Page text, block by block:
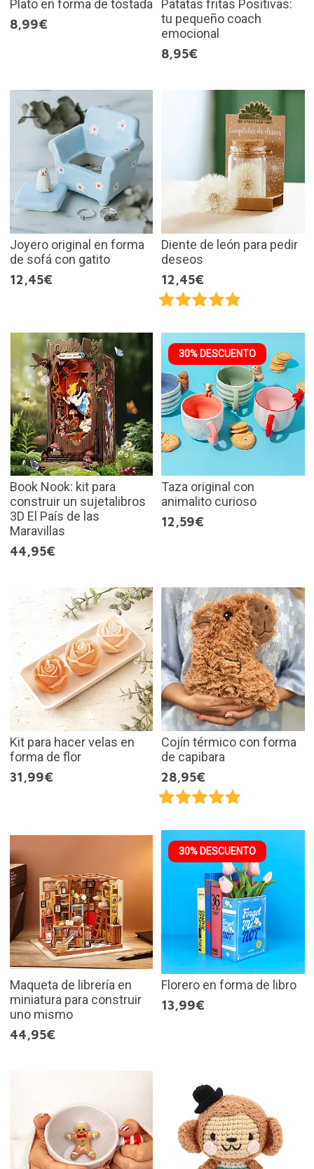
Plato en forma de tostada
8,99€
Patatas fritas Positivas:
tu pequeño coach
emocional
8,95€
Joyero original en forma
de sofá con gatito
12,45€
Diente de león para pedir
deseos
12,45€
Book Nook: kit para
construir un sujetalibros
3D El País de las
Maravillas
44,95€
30% DESCUENTO
Taza original con
animalito curioso
12,59€
Kit para hacer velas en
forma de flor
31,99€
Cojín térmico con forma
de capibara
28,95€
Maqueta de librería en
miniatura para construir
uno mismo
44,95€
30% DESCUENTO
Florero en forma de libro
13,99€